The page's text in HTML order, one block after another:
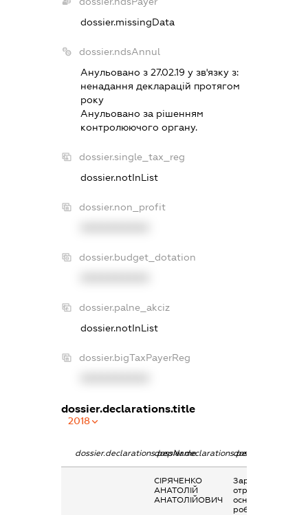
dossier.missingData
dossier.ndsAnnul
Анульовано з 27.02.19 у зв'язку з:
ненадання декларацiй протягом
року
Анульовано за рiшенням
контролюючого органу.
dossier.single_tax_reg
dossier.notInList
dossier.non_profit
dossier.budget_dotation
dossier.palne_akciz
dossier.notInList
dossier.bigTaxPayerReg
dossier.declarations.title
2018
dossier.declarations.pepNamedossier.declarations.personName
СІРЯЧЕНКО
АНАТОЛІЙ
АНАТОЛІЙОВИЧ
Заробітна плата
отримана за
основним місцем
роботи